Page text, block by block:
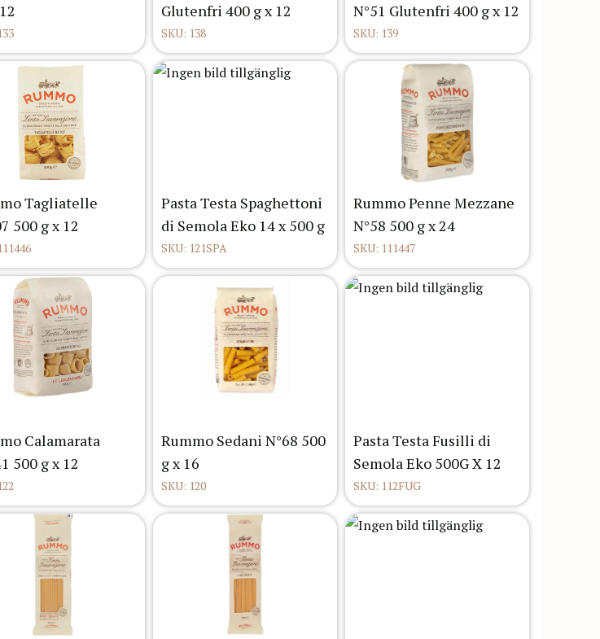
Glutenfri 400 g x 12
SKU: 138
N°51 Glutenfri 400 g x 12
SKU: 139
Tagliatelle
500 g x 12
Pasta Testa Spaghettoni
di Semola Eko 14 x 500 g
SKU: 121SPA
Rummo Penne Mezzane
N°58 500 g x 24
SKU: 111447
Calamarata
500 g x 12
Rummo Sedani N°68 500
g x 16
SKU: 120
Pasta Testa Fusilli di
Semola Eko 500G X 12
SKU: 112FUG